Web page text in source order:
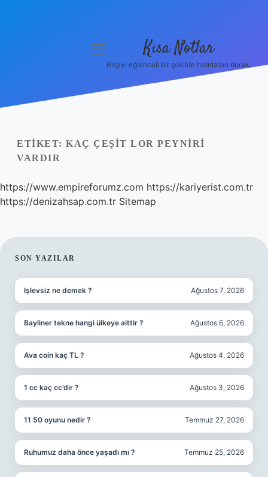
Yasal Uyarı
Hakkımızda
menüyü
Kısa Notlar
Bilgiyi eğlenceli bir şekilde hatırlatan durak.
ETIKET: KAÇ ÇEŞIT LOR PEYNIRI
VARDIR
https://www.empireforumz.com https://kariyerist.com.tr
https://denizahsap.com.tr Sitemap
SIDEBAR
SON YAZILAR
Işlevsiz ne demek ? Ağustos 7, 2026
Bayliner tekne hangi ülkeye aittir ? Ağustos 6, 2026
Ava coin kaç TL ? Ağustos 4, 2026
1 cc kaç cc’dir ? Ağustos 3, 2026
11 50 oyunu nedir ? Temmuz 27, 2026
Ruhumuz daha önce yaşadı mı ? Temmuz 25, 2026